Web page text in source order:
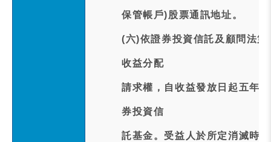
保管帳戶)股票通訊地址。
(六)依證券投資信託及顧問法
收益分配
請求權，自收益發放日起五年
券投資信
託基金。受益人於所定消滅時